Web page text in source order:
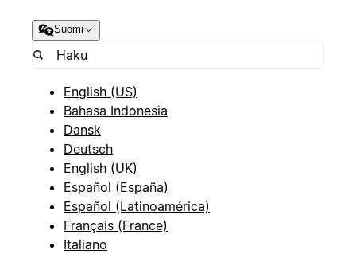
Suomi
English (US)
Bahasa Indonesia
Dansk
Deutsch
English (UK)
Español (España)
Español (Latinoamérica)
Français (France)
Italiano